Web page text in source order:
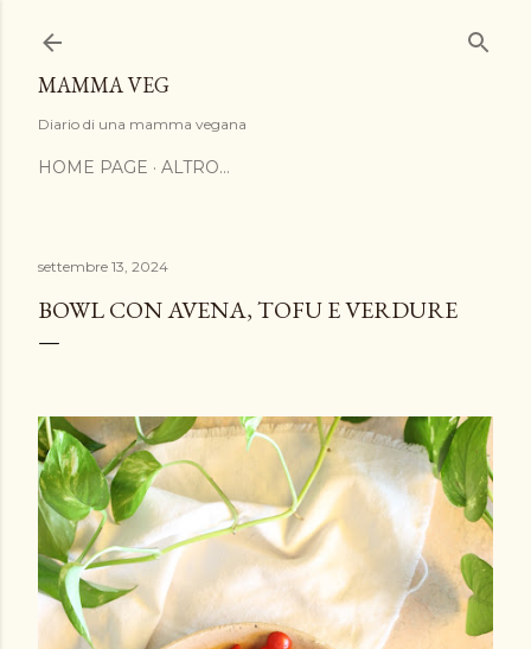
MAMMA VEG
Diario di una mamma vegana
HOME PAGE ALTRO…
settembre 13, 2024
BOWL CON AVENA, TOFU E VERDURE